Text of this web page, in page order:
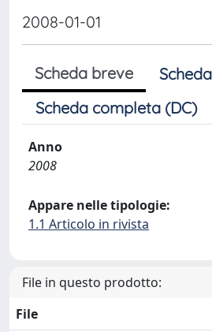
2008-01-01
Scheda breve
Scheda completa (DC)
Anno
2008
Appare nelle tipologie:
1.1 Articolo in rivista
File in questo prodotto:
File